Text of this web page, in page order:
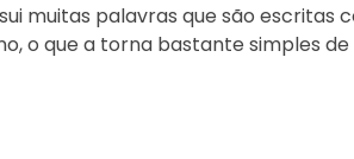
muitas palavras que são escritas
o que a torna bastante simples